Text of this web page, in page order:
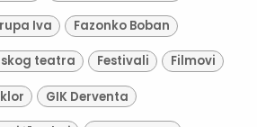
Iva Fazonko Boban
teatra Festivali Filmovi
GIK Derventa